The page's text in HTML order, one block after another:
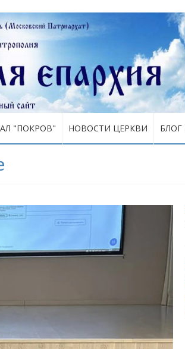
"ПОКРОВ" НОВОСТИ ЦЕРКВИ БЛОГ